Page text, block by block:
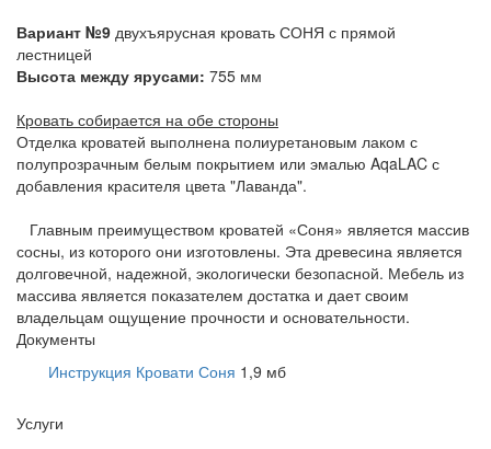
Вариант №9 двухъярусная кровать СОНЯ с прямой
лестницей
Высота между ярусами: 755 мм
Кровать собирается на обе стороны
Отделка кроватей выполнена полиуретановым лаком с
полупрозрачным белым покрытием или эмалью AqaLAC с
добавления красителя цвета "Лаванда".
Главным преимуществом кроватей «Соня» является массив
сосны, из которого они изготовлены. Эта древесина является
долговечной, надежной, экологически безопасной. Мебель из
массива является показателем достатка и дает своим
владельцам ощущение прочности и основательности.
Документы
Инструкция Кровати Соня 1,9 мб
Услуги